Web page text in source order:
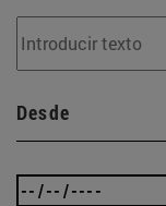
Desde